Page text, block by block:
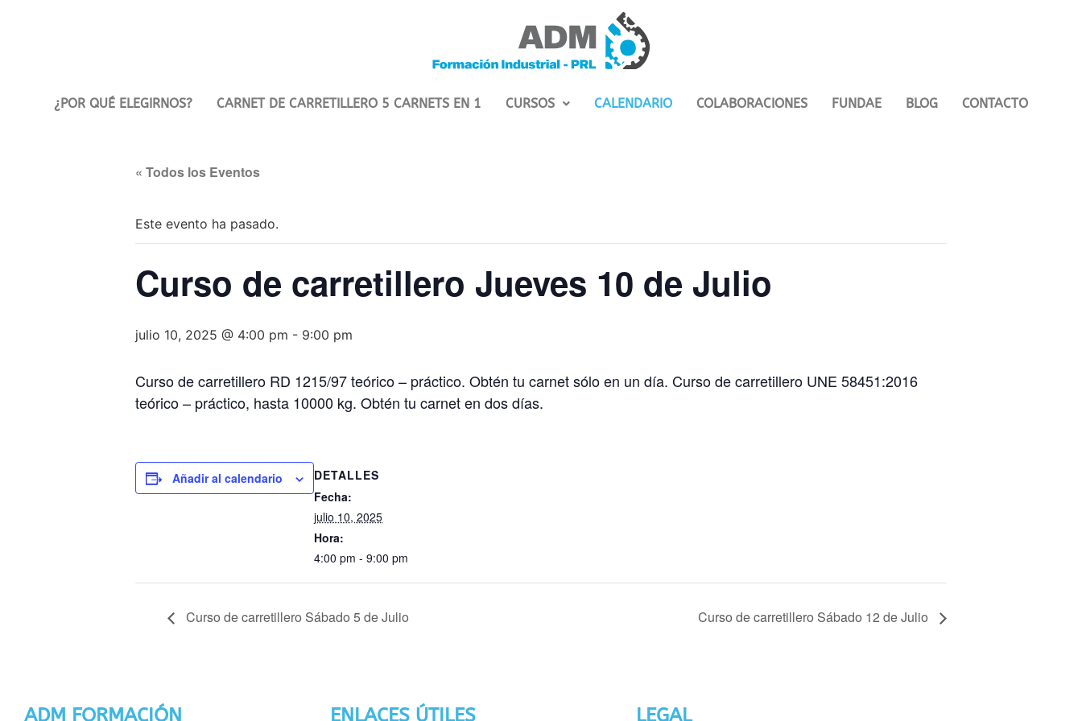
¿POR QUÉ ELEGIRNOS? CARNET DE CARRETILLERO 5 CARNETS EN 1 CURSOS CALENDARIO COLABORACIONES FUNDAE BLOG CONTACTO
« Todos los Eventos
Este evento ha pasado.
Curso de carretillero Jueves 10 de Julio
julio 10, 2025 @ 4:00 pm - 9:00 pm
Curso de carretillero RD 1215/97 teórico – práctico. Obtén tu carnet sólo en un día. Curso de carretillero UNE 58451:2016
teórico – práctico, hasta 10000 kg. Obtén tu carnet en dos días.
Añadir al calendario
DETALLES
Fecha:
julio 10, 2025
Hora:
4:00 pm - 9:00 pm
Curso de carretillero Sábado 5 de Julio Curso de carretillero Sábado 12 de Julio
ADM FORMACIÓN ENLACES ÚTILES LEGAL